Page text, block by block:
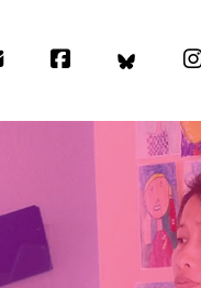
DONT DAVEDOMP
FACEBOOKBLUESKY